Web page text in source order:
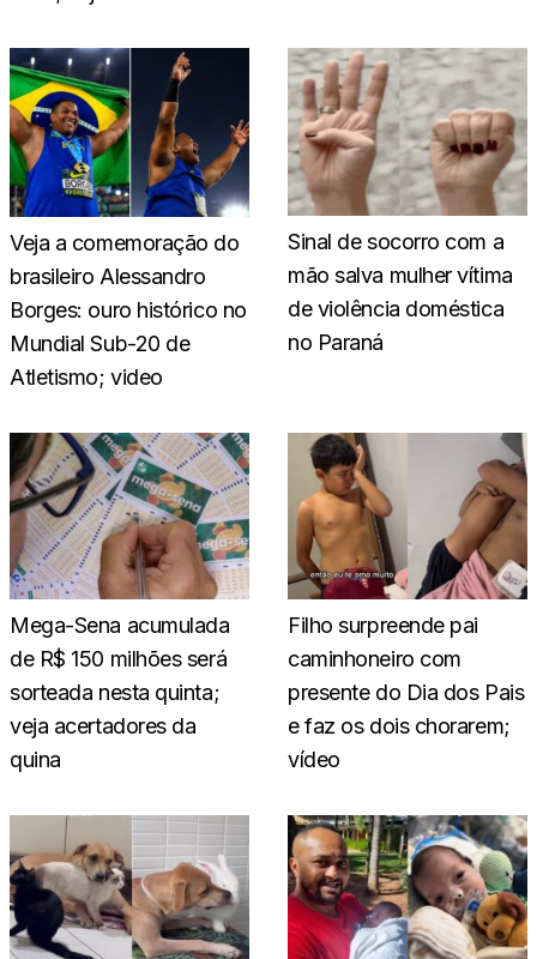
Veja a comemoração do
brasileiro Alessandro
Borges: ouro histórico no
Mundial Sub-20 de
Atletismo; video
Sinal de socorro com a
mão salva mulher vítima
de violência doméstica
no Paraná
Mega-Sena acumulada
de R$ 150 milhões será
sorteada nesta quinta;
veja acertadores da
quina
Filho surpreende pai
caminhoneiro com
presente do Dia dos Pais
e faz os dois chorarem;
vídeo